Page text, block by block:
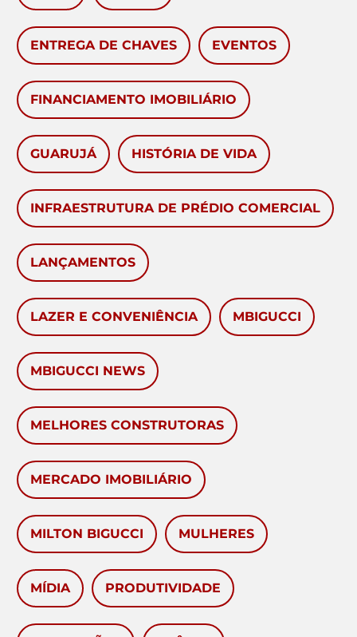
ENTREGA DE CHAVES EVENTOS
FINANCIAMENTO IMOBILIÁRIO
GUARUJÁ HISTÓRIA DE VIDA
INFRAESTRUTURA DE PRÉDIO COMERCIAL
LANÇAMENTOS
LAZER E CONVENIÊNCIA MBIGUCCI
MBIGUCCI NEWS
MELHORES CONSTRUTORAS
MERCADO IMOBILIÁRIO
MILTON BIGUCCI MULHERES
MÍDIA PRODUTIVIDADE